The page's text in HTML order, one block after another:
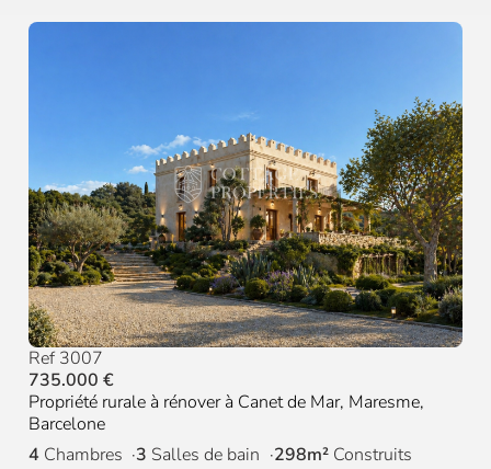
Ref 3007
735.000 €
Propriété rurale à rénover à Canet de Mar, Maresme,
Barcelone
4 Chambres 3 Salles de bain 298m² Construits